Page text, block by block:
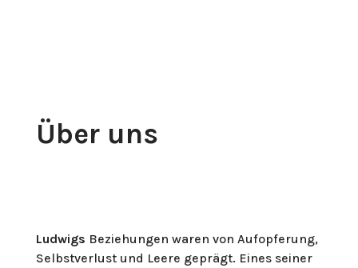
Über uns
Ludwigs Beziehungen waren von Aufopferung,
Selbstverlust und Leere geprägt. Eines seiner